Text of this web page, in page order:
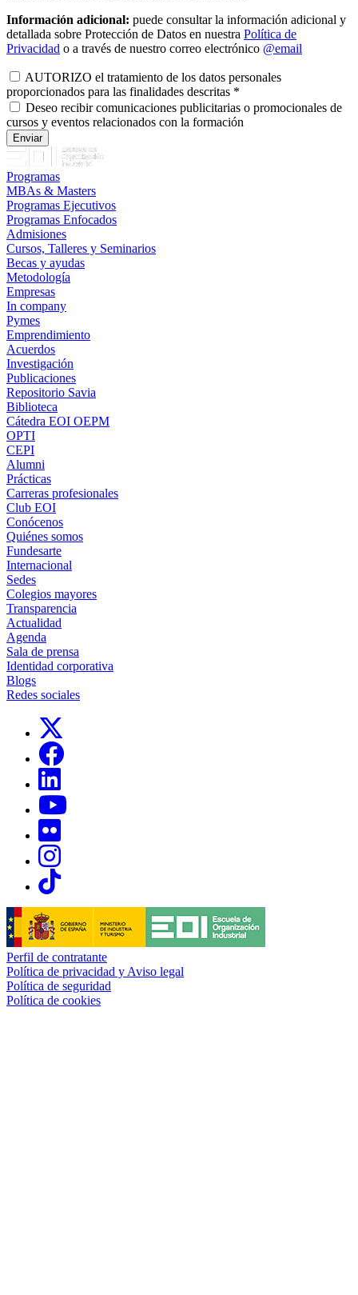
Información adicional: puede consultar la información adicional y
detallada sobre Protección de Datos en nuestra Política de
Privacidad o a través de nuestro correo electrónico @email
AUTORIZO el tratamiento de los datos personales
proporcionados para las finalidades descritas *
Deseo recibir comunicaciones publicitarias o promocionales de
cursos y eventos relacionados con la formación
Programas
MBAs & Masters
Programas Ejecutivos
Programas Enfocados
Admisiones
Cursos, Talleres y Seminarios
Becas y ayudas
Metodología
Empresas
In company
Pymes
Emprendimiento
Acuerdos
Investigación
Publicaciones
Repositorio Savia
Biblioteca
Cátedra EOI OEPM
OPTI
CEPI
Alumni
Prácticas
Carreras profesionales
Club EOI
Conócenos
Quiénes somos
Fundesarte
Internacional
Sedes
Colegios mayores
Transparencia
Actualidad
Agenda
Sala de prensa
Identidad corporativa
Blogs
Redes sociales
Links, Opens in this window
Links, Opens in this window
Links, Opens in this window
Links, Opens in this window
Links, Opens in this window
Perfil de contratante
Política de privacidad y Aviso legal
Política de seguridad
Política de cookies